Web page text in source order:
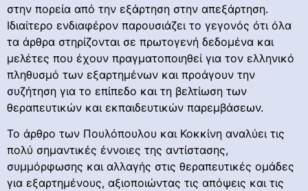
στην πορεία από την εξάρτηση στην απεξάρτηση.
Ιδιαίτερο ενδιαφέρον παρουσιάζει το γεγονός ότι όλα
τα άρθρα στηρίζονται σε πρωτογενή δεδομένα και
μελέτες που έχουν πραγματοποιηθεί για τον ελληνικό
πληθυσμό των εξαρτημένων και προάγουν την
συζήτηση για το επίπεδο και τη βελτίωση των
θεραπευτικών και εκπαιδευτικών παρεμβάσεων.
Το άρθρο των Πουλόπουλου και Κοκκίνη αναλύει τις
πολύ σημαντικές έννοιες της αντίστασης,
συμμόρφωσης και αλλαγής στις θεραπευτικές ομάδες
για εξαρτημένους, αξιοποιώντας τις απόψεις και τις